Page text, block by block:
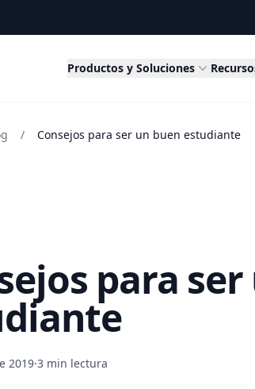
Productos y Soluciones
/ Consejos para ser un buen estudiante
para
2019·3 min lectura